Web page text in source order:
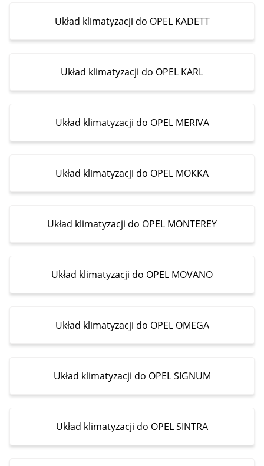
Układ klimatyzacji do OPEL KADETT
Układ klimatyzacji do OPEL KARL
Układ klimatyzacji do OPEL MERIVA
Układ klimatyzacji do OPEL MOKKA
Układ klimatyzacji do OPEL MONTEREY
Układ klimatyzacji do OPEL MOVANO
Układ klimatyzacji do OPEL OMEGA
Układ klimatyzacji do OPEL SIGNUM
Układ klimatyzacji do OPEL SINTRA